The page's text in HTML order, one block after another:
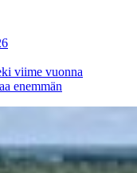
viime vuonna
enemmän